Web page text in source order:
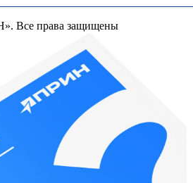
Все права защищены